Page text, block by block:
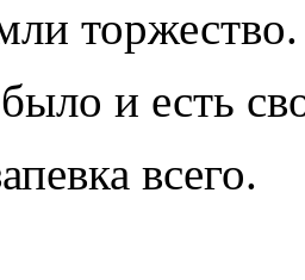
торжество.
и есть
всего.